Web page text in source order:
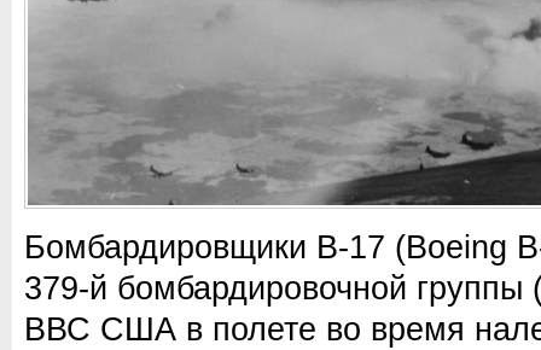
Бомбардировщики B-17 (Boeing
379-й бомбардировочной группы
ВВС США в полете во время